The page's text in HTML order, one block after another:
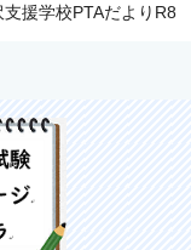
支援学校PTAだよりR8